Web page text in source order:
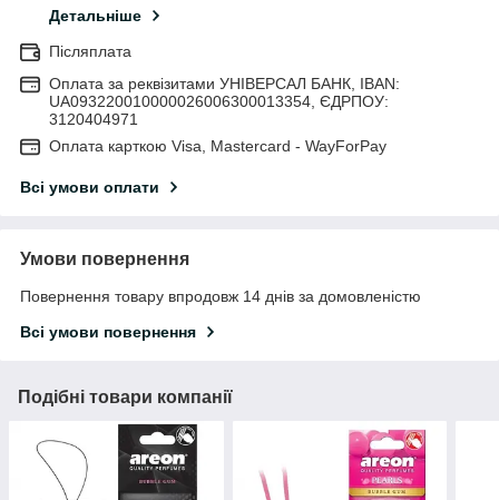
Детальніше
Післяплата
Оплата за реквізитами УНІВЕРСАЛ БАНК, IBAN:
UA093220010000026006300013354, ЄДРПОУ:
3120404971
Оплата карткою Visa, Mastercard - WayForPay
Всі умови оплати
Умови повернення
Повернення товару впродовж 14 днів за домовленістю
Всі умови повернення
Подібні товари компанії